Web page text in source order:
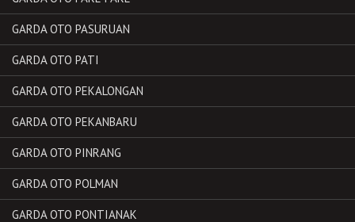
GARDA OTO PASURUAN
GARDA OTO PATI
GARDA OTO PEKALONGAN
GARDA OTO PEKANBARU
GARDA OTO PINRANG
GARDA OTO POLMAN
GARDA OTO PONTIANAK